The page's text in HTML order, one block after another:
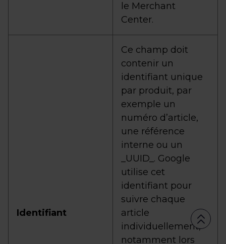
le Merchant
Center.
Identifiant
Ce champ doit
contenir un
identifiant unique
par produit, par
exemple un
numéro d’article,
une référence
interne ou un
_UUID_. Google
utilise cet
identifiant pour
suivre chaque
article
individuellement,
notamment lors